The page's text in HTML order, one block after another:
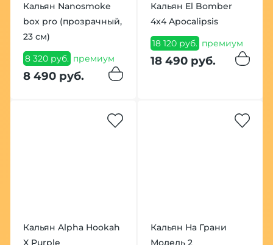
Кальян Nanosmoke
box pro (прозрачный,
23 см)
8 320 руб. премиум
8 490 руб.
Кальян El Bomber
4x4 Apocalipsis
18 120 руб. премиум
18 490 руб.
Кальян Alpha Hookah
X Purple
Кальян На Грани
Модель 2